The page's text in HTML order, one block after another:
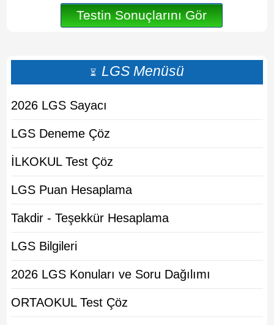
⏳ LGS Menüsü
2026 LGS Sayacı
LGS Deneme Çöz
İLKOKUL Test Çöz
LGS Puan Hesaplama
Takdir - Teşekkür Hesaplama
LGS Bilgileri
2026 LGS Konuları ve Soru Dağılımı
ORTAOKUL Test Çöz